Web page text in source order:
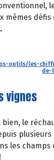
mêmes défis
outils/les-
de-
vignes
bien, le
plusieurs
les champs